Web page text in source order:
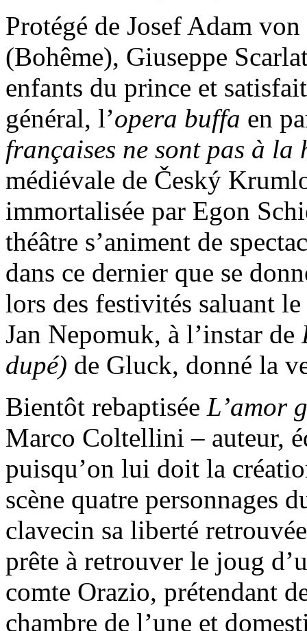
Protégé de Josef Adam
(Bohême), Giuseppe
enfants du prince et
général, l’opera buffa en
françaises ne sont pas à la
médiévale de Český
immortalisée par Egon
théâtre s’animent de
dans ce dernier que se
lors des festivités saluant
Jan Nepomuk, à l’instar de
dupé) de Gluck, donné la
Bientôt rebaptisée L’amor
Marco Coltellini – auteur,
puisqu’on lui doit la
scène quatre personnages
clavecin sa liberté
prête à retrouver le joug
comte Orazio, prétendant
chambre de l’une et